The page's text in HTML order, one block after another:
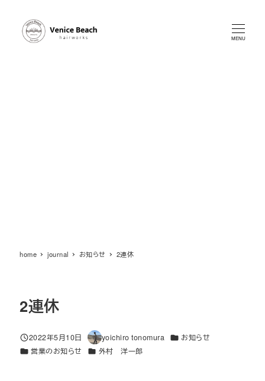
MENU
home journal お知らせ 2連休
2連休
投稿日
2022年5月10日
著
者
yoichiro tonomura カテゴリー
お知らせ
カテゴリー
営業のお知らせ カテゴリー
外村 洋一郎